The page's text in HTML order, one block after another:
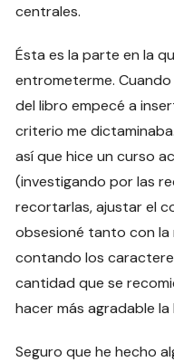
centrales.
Ésta es la parte en la
entrometerme.
del libro empecé a
criterio me
así que hice un curso
(investigando por las
recortarlas, ajustar el
obsesioné tanto con
contando los
cantidad que se
hacer más agradable la
Seguro que he hecho